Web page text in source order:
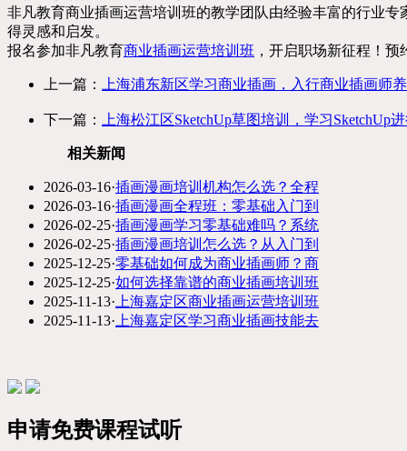
非凡教育商业插画运营培训班的教学团队由经验丰富的行业
得灵感和启发。
报名参加非凡教育商业插画运营培训班 ，开启职场新征程！
上一篇： 上海浦东新区学习商业插画，入行商业插画师
下一篇： 上海松江区SketchUp草图培训，学习SketchUp
相关新闻
2026-03-16·插画漫画培训机构怎么选？全程
2026-03-16·插画漫画全程班：零基础入门到
2026-02-25·插画漫画学习零基础难吗？系统
2026-02-25·插画漫画培训怎么选？从入门到
2025-12-25·零基础如何成为商业插画师？商
2025-12-25·如何选择靠谱的商业插画培训班
2025-11-13· 上海嘉定区商业插画运营培训班
2025-11-13· 上海嘉定区学习商业插画技能去
申请免费课程试听